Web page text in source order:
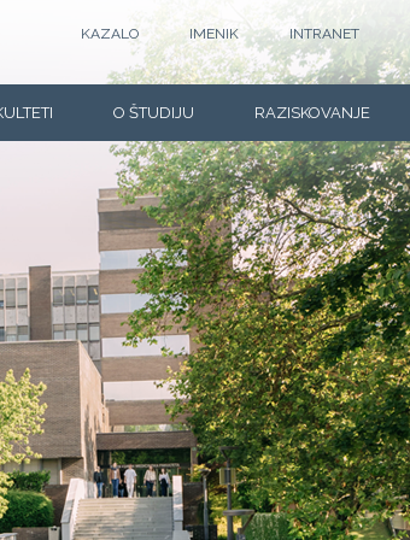
KAZALO IMENIK INTRANET
O ŠTUDIJU RAZISKOVANJE